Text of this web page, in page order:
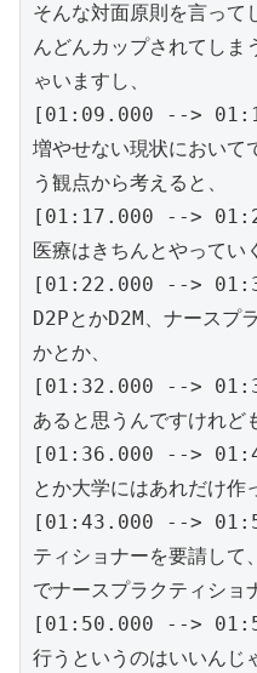
そんな対面原則を言って
んどんカップされてしま
ゃいますし、
[01:09.000 -->
増やせない現状において
う観点から考えると、
[01:17.000 -->
医療はきちんとやってい
[01:22.000 -->
D2PとかD2M、ナースプ
かとか、
[01:32.000 -->
あると思うんですけれど
[01:36.000 -->
とか大学にはあれだけ作
[01:43.000 -->
ティショナーを要請して
でナースプラクティショ
[01:50.000 -->
行うというのはいいんじ